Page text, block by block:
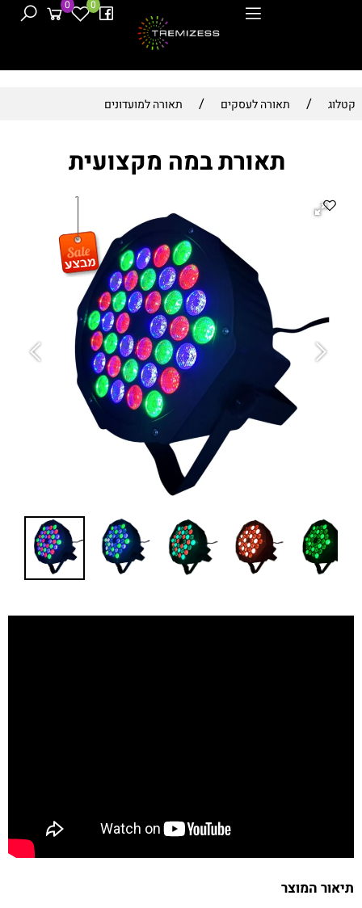
0 0
קטלוג / תאורה לעסקים / תאורה למועדונים
תאורת במה מקצועית
תיאור המוצר